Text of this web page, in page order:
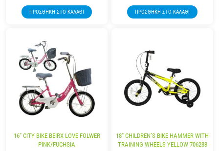
ΠΡΟΣΘΉΚΗ ΣΤΟ ΚΑΛΆΘΙ ΠΡΟΣΘΉΚΗ ΣΤΟ ΚΑΛΆΘΙ
16″ CITY BIKE BEIRX LOVE FOLWER
PINK/FUCHSIA
18″ CHILDREN’S BIKE HAMMER WITH
TRAINING WHEELS YELLOW 706288